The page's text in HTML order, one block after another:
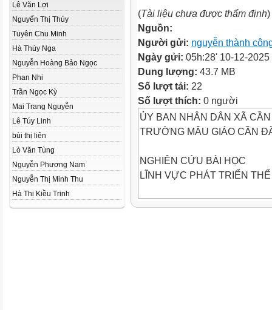
Lê Văn Lợi
Nguyển Thị Thủy
Tuyên Chu Minh
Hà Thúy Nga
Nguyễn Hoàng Bảo Ngọc
Phan Nhi
Trần Ngọc Kỳ
Mai Trang Nguyễn
Lê Túy Linh
bùi thị liên
Lò Văn Tùng
Nguyễn Phương Nam
Nguyễn Thị Minh Thu
Hà Thị Kiều Trinh
(Tài liệu chưa được thẩm định)
Nguồn:
Người gửi: nguyễn thành
Ngày gửi: 05h:28' 10-12-2025
Dung lượng: 43.7 MB
Số lượt tải: 22
Số lượt thích: 0 người
ỦY BAN NHÂN DÂN XÃ
TRƯỜNG MÂU GIÁO CẦN
NGHIÊN CỨU BÀI HỌC
LĨNH VỰC PHÁT TRIỂN